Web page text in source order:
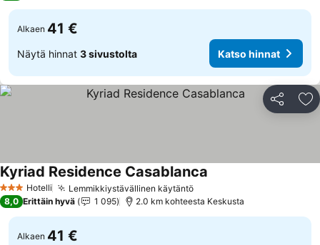
Alkaen 41 €
Näytä hinnat 3 sivustolta Katso hinnat
Jaa
3 Tähtiluokitus
Hotelli Lemmikkiystävällinen käytäntöKatso hinnat
Kyriad Residence Casablanca
8,0 Erittäin hyvä 1 095 2.0 km kohteesta Keskusta
Alkaen 41 €